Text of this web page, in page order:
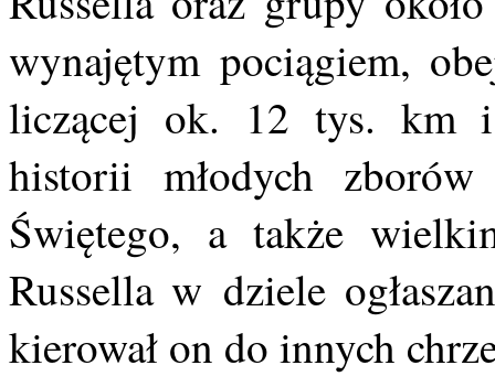
wynajętym pociągiem,
liczącej ok. 12 tys. km i
historii młodych zborów
Świętego, a także
Russella w dziele
kierował on do innych